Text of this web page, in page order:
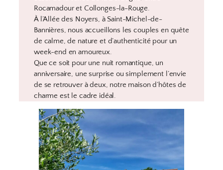
Rocamadour et Collonges-la-Rouge.
À l’Allée des Noyers, à Saint-Michel-de-
Bannières, nous accueillons les couples en quête
de calme, de nature et d’authenticité pour un
week-end en amoureux.
Que ce soit pour une nuit romantique, un
anniversaire, une surprise ou simplement l’envie
de se retrouver à deux, notre maison d’hôtes de
charme est le cadre idéal.